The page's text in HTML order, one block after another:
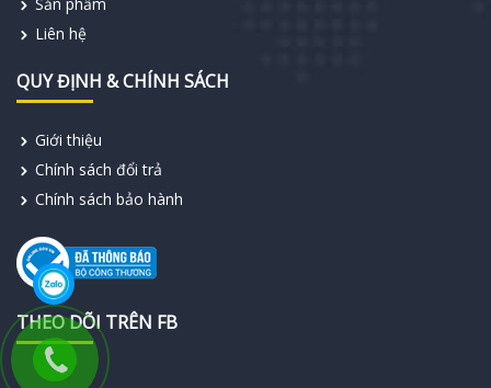
Sản phẩm
Liên hệ
QUY ĐỊNH & CHÍNH SÁCH
Giới thiệu
Chính sách đổi trả
Chính sách bảo hành
THEO DÕI TRÊN FB